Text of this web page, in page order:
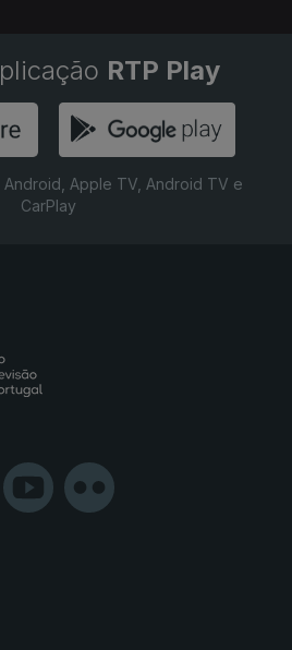
RTP Play
Android, Apple TV, Android TV e
CarPlay